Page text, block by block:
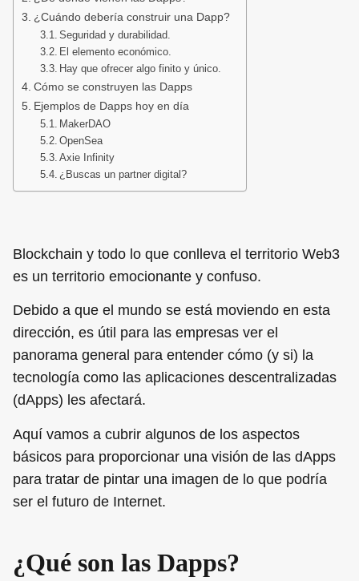
¿Cuándo debería construir una Dapp?
Seguridad y durabilidad.
El elemento económico.
Hay que ofrecer algo finito y único.
Cómo se construyen las Dapps
Ejemplos de Dapps hoy en día
MakerDAO
OpenSea
Axie Infinity
¿Buscas un partner digital?
Blockchain y todo lo que conlleva el territorio Web3
es un territorio emocionante y confuso.
Debido a que el mundo se está moviendo en esta
dirección, es útil para las empresas ver el
panorama general para entender cómo (y si) la
tecnología como las aplicaciones descentralizadas
(dApps) les afectará.
Aquí vamos a cubrir algunos de los aspectos
básicos para proporcionar una visión de las dApps
para tratar de pintar una imagen de lo que podría
ser el futuro de Internet.
¿Qué son las Dapps?